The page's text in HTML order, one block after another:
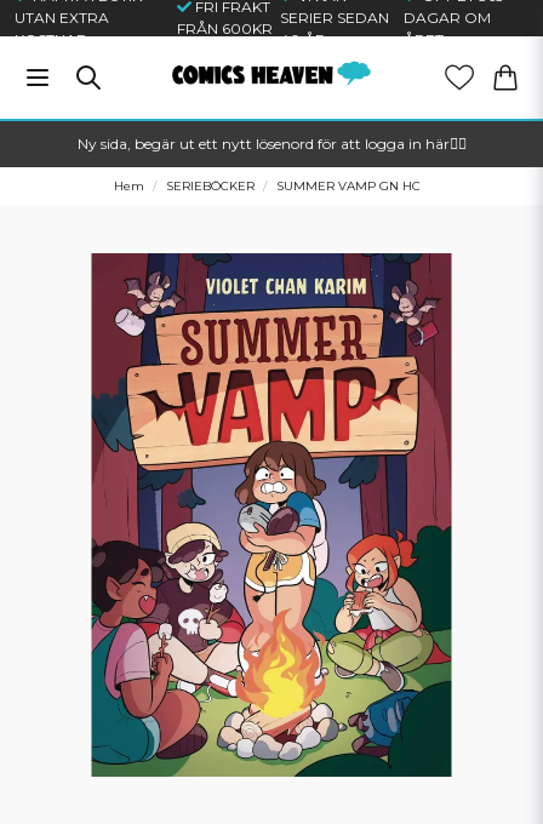
UTAN EXTRA
KOSTNAD
FRI FRAKT
FRÅN 600KR
SERIER SEDAN
40 ÅR
DAGAR OM
ÅRET
Ny sida, begär ut ett nytt lösenord för att logga in här🦸‍♂️
Hem SERIEBÖCKER SUMMER VAMP GN HC